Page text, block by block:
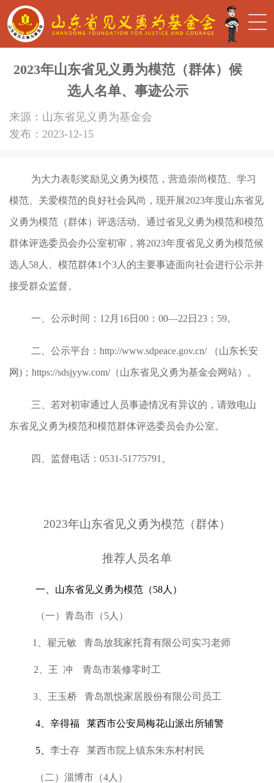
2023年山东省见义勇为模范（群体）候
选人名单、事迹公示
来源：山东省见义勇为基金会
发布：2023-12-15
为大力表彰奖励见义勇为模范，营造崇尚模范、学习
模范、关爱模范的良好社会风尚，现开展2023年度山东省见
义勇为模范（群体）评选活动。通过省见义勇为模范和模范
群体评选委员会办公室初审，将2023年度省见义勇为模范候
选人58人、模范群体1个3人的主要事迹面向社会进行公示并
接受群众监督。
一、公示时间：12月16日00：00—22日23：59。
二、公示平台：http://www.sdpeace.gov.cn/ （山东长安
网)；https://sdsjyyw.com/（山东省见义勇为基金会网站）。
三、若对初审通过人员事迹情况有异议的，请致电山
东省见义勇为模范和模范群体评选委员会办公室。
四、监督电话：0531-51775791。
2023年山东省见义勇为模范（群体）
推荐人员名单
一、山东省见义勇为模范（58人）
（一）青岛市（5人）
1、翟元敏 青岛放我家托育有限公司实习老师
2、王 冲 青岛市装修零时工
3、王玉桥 青岛凯悦家居股份有限公司员工
4、辛得福 莱西市公安局梅花山派出所辅警
5、 李士存 莱西市院上镇东朱东村村民
（二）淄博市（4人）